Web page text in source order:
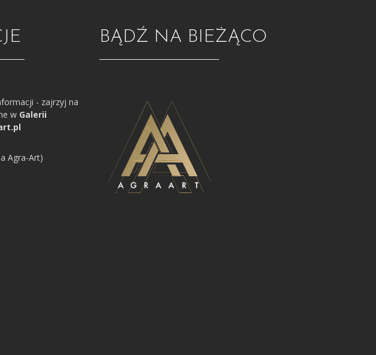
BĄDŹ NA BIEŻĄCO
- zajrzyj na
w Galerii
Agra-Art)